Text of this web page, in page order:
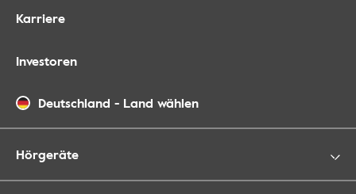
Karriere
Investoren
Deutschland - Land wählen
Hörgeräte